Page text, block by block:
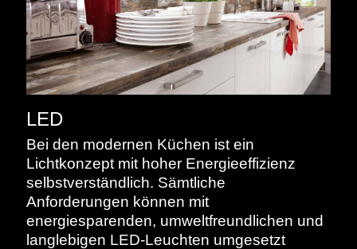
LED
Bei den modernen Küchen ist ein
Lichtkonzept mit hoher Energieeffizienz
selbstverständlich. Sämtliche
Anforderungen können mit
energiesparenden, umweltfreundlichen und
langlebigen LED-Leuchten umgesetzt